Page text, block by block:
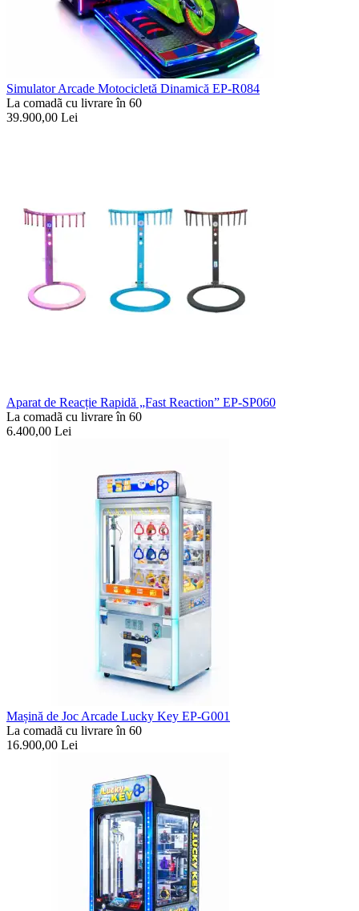
Simulator Arcade Motocicletă Dinamică EP-R084
La comadã cu livrare în 60
39.900,00 Lei
Aparat de Reacție Rapidă „Fast Reaction” EP-SP060
La comadã cu livrare în 60
6.400,00 Lei
Mașină de Joc Arcade Lucky Key EP-G001
La comadã cu livrare în 60
16.900,00 Lei